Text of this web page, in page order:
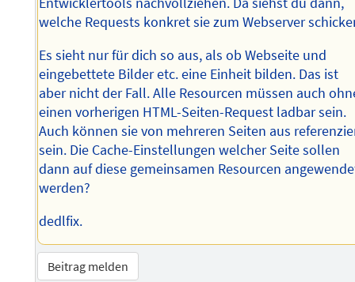
welche Requests konkret sie zum Webserver
Es sieht nur für dich so aus, als ob Webseite und
eingebettete Bilder etc. eine Einheit bilden. Das ist
aber nicht der Fall. Alle Resourcen müssen auch
einen vorherigen HTML-Seiten-Request ladbar sein.
Auch können sie von mehreren Seiten aus
sein. Die Cache-Einstellungen welcher Seite sollen
dann auf diese gemeinsamen Resourcen
werden?
dedlfix.
Beitrag melden